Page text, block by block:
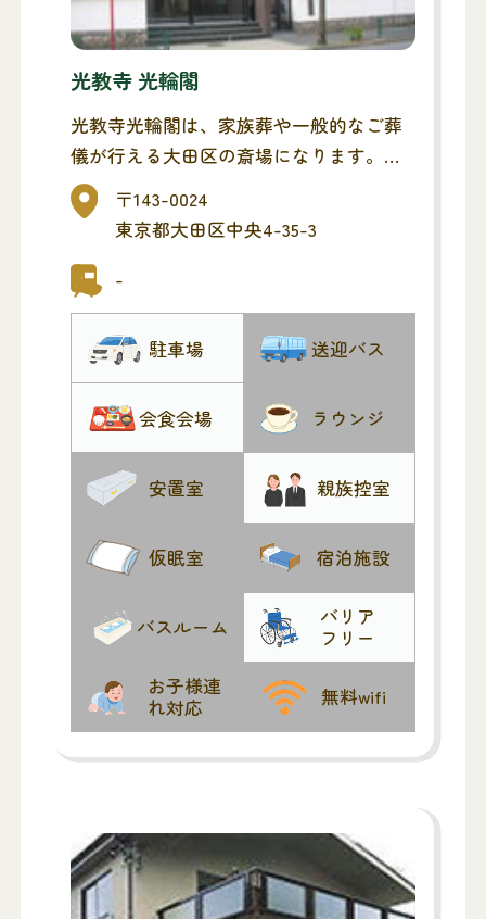
男女別更衣室、コインロッカー、コイン
式公衆電話、自動体外式除細動器などが
あります。
ただけます。
光教寺 光輪閣
光教寺光輪閣は、家族葬や一般的なご葬
儀が行える大田区の斎場になります。お
通夜・告別式(ご葬儀)までを同斎場でと
り行い、最寄りの火葬場へ移動する流れ
になります。また、1日1組貸切タイプな
ので、他家と交わることなく、ゆっくり
お見送りいただけます。
【一階ホール】
葬儀をはじめ各種の催し物はここで行わ
れます。音響設備完備。200名収容可能
【二階屏風の間】
80名収容可能（椅子席）、立食の場合は1
50名程度
一墓所として永代使用ご希望の方にお分
けいたします。
【四階鐘楼堂梵鐘】
春秋彼岸・お盆・親鸞聖人報恩講などの
光教寺年中行事並びに8月15日・大晦日の
除夜会の年６回つきます。
〒143-0024
東京都大田区中央4-35-3
-
駐車場 送迎バス
会食会場 ラウンジ
安置室 親族控室
仮眠室 宿泊施設
バスルーム
バリア
フリー
お子様連
れ対応
無料wifi